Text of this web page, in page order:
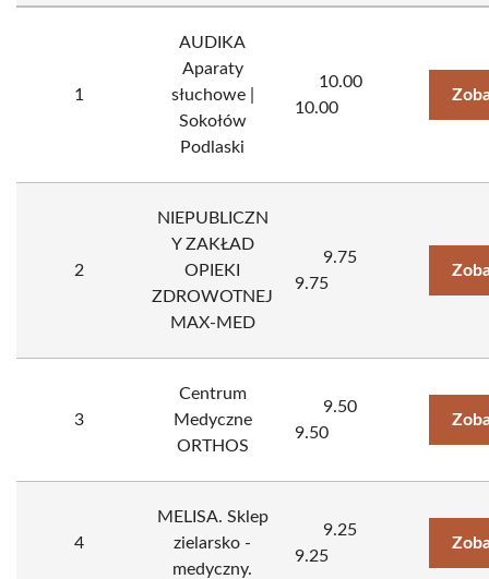
1
AUDIKA
Aparaty
słuchowe |
Sokołów
Podlaski
10.00
10.00
2
NIEPUBLICZN
Y ZAKŁAD
OPIEKI
ZDROWOTNEJ
MAX-MED
9.75
9.75
3
Centrum
Medyczne
ORTHOS
9.50
9.50
4
MELISA. Sklep
zielarsko -
medyczny.
9.25
9.25